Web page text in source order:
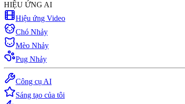
HIỆU ỨNG AI
Hiệu ứng Video
Chó Nhảy
Mèo Nhảy
Pug Nhảy
Công cụ AI
Sáng tạo của tôi